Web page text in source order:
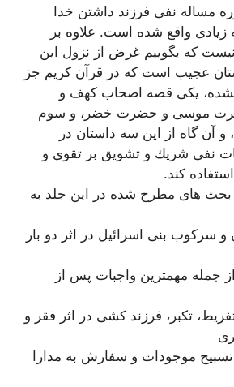
مساله نفى فرزند داشتن خدا
زيادى واقع شده است. علاوه بر
که بگوییم غرض از نزول اين
عجيب است كه در قرآن كريم جز
يكى قصه اصحاب كهف و
موسى و حضرت خضر، و سوم
و آن گاه از اين سه داستان در
نفى شريك و تشويق بر تقوى و
كند.
بحث های مطرح شده در این جلد به
سرکوب بنی اسرائیل در اثر دو بار
جمله مهمترین واجبات پس از
تکبر، فرزند کشی در اثر فقر و
تسبیح موجودات و سفارش به مدارا